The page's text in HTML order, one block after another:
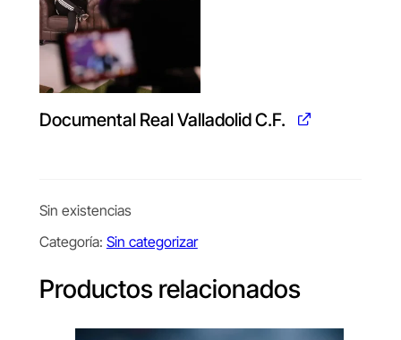
Documental Real Valladolid C.F.
Sin existencias
Categoría: Sin categorizar
Productos relacionados